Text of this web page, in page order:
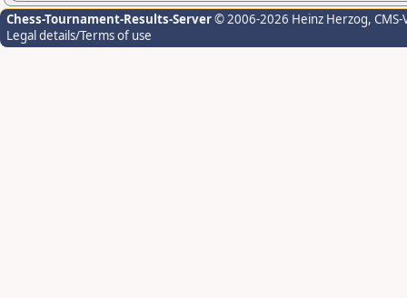
Chess-Tournament-Results-Server© 2006-2026 Heinz Herzog,
Legal details/Terms of use